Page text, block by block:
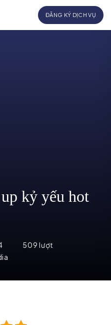
ĐĂNG KÝ DỊCH VỤ
kỷ yếu hot
509 lượt